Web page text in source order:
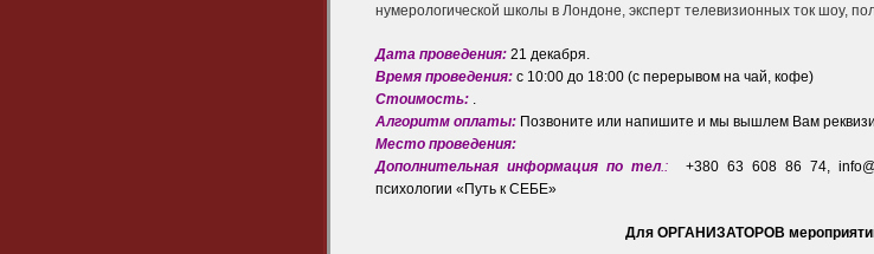
нумерологической школы в Лондоне, эксперт телевизионных ток шоу,
Дата проведения: 21 декабря.
Время проведения: с 10:00 до 18:00 (с перерывом на чай, кофе)
Стоимость: .
Алгоритм оплаты: Позвоните или напишите и мы вышлем Вам
Место проведения:
Дополнительная информация по тел.:
+380 63 608 86 74,
психологии «Путь к СЕБЕ»
Для ОРГАНИЗАТОРОВ